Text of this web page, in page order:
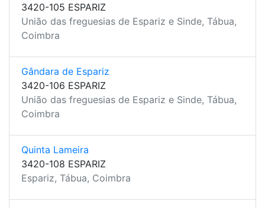
3420-105 ESPARIZ
União das freguesias de Espariz e Sinde, Tábua,
Coimbra
Gândara de Espariz
3420-106 ESPARIZ
União das freguesias de Espariz e Sinde, Tábua,
Coimbra
Quinta Lameira
3420-108 ESPARIZ
Espariz, Tábua, Coimbra